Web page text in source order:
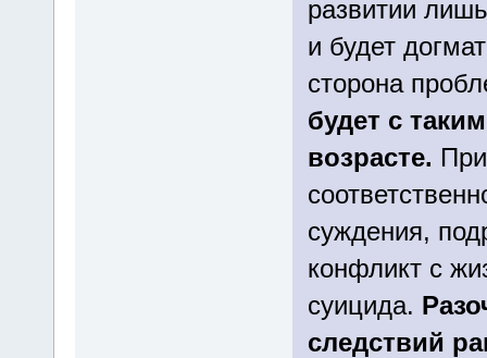
развитии
и будет
сторона
будет с
возрасте.
суждения,
конфликт с
суицида.
следствий